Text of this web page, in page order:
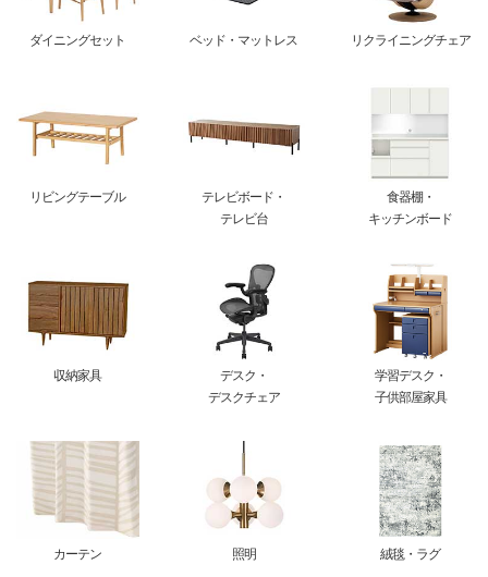
ダイニングセット ベッド・マットレス リクライニングチェア
リビングテーブル
テレビボード・
テレビ台
食器棚・
キッチンボード
収納家具
デスク・
デスクチェア
学習デスク・
子供部屋家具
カーテン 照明 絨毯・ラグ